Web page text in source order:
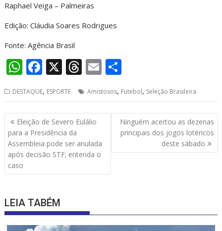
Raphael Veiga – Palmeiras
Edição: Cláudia Soares Rodrigues
Fonte: Agência Brasil
W
h
at
s
A
p
p
F
ac
e
b
o
o
k
X T
h
re
a
d
s
E
m
ai
l
ar
e
DESTAQUE, ESPORTE Amistosos, Futebol, Seleção Brasileira
Navegação
de
Post
Eleição de Severo Eulálio
para a Presidência da
Assembleia pode ser anulada
após decisão STF; entenda o
caso
Ninguém acertou as dezenas
principais dos jogos lotéricos
deste sábado
LEIA TABÉM